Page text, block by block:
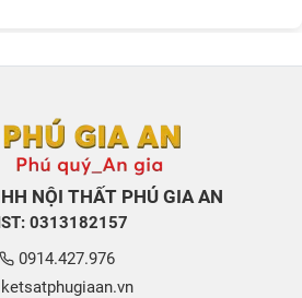
NỘI THẤT PHÚ GIA AN
0313182157
0914.427.976
ketsatphugiaan.vn